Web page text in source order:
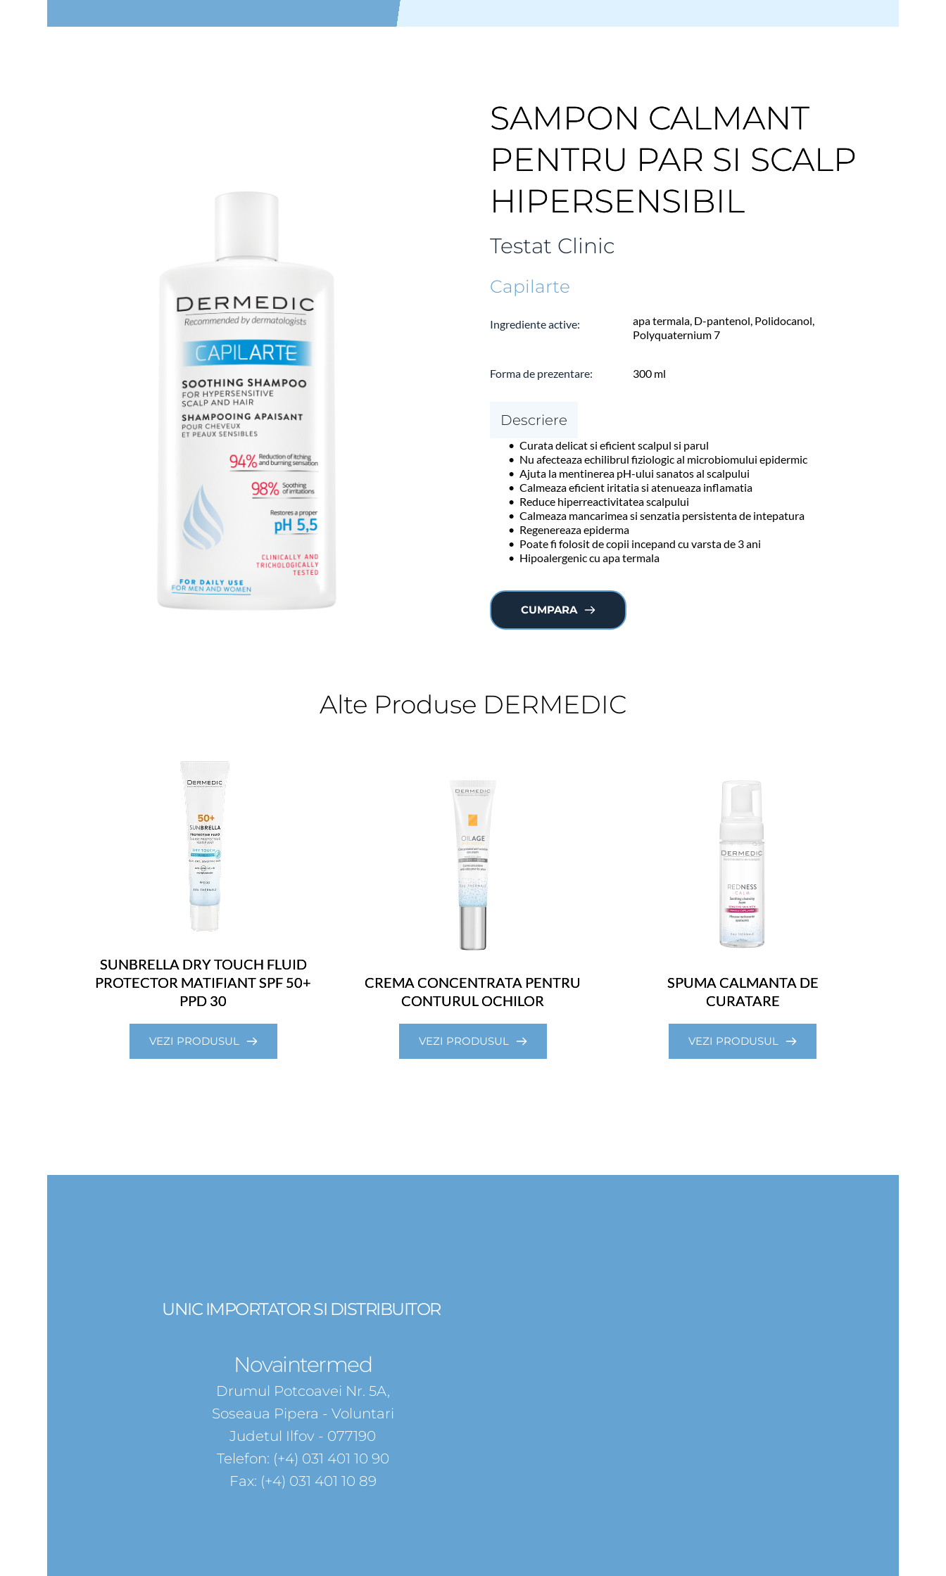
SAMPON CALMANT
PENTRU PAR SI SCALP
HIPERSENSIBIL
Testat Clinic
Capilarte
Ingrediente active:
apa termala, D-pantenol, Polidocanol,
Polyquaternium 7
Forma de prezentare: 300 ml
Descriere
Curata delicat si eficient scalpul si parul
Nu afecteaza echilibrul fiziologic al microbiomului epidermic
Ajuta la mentinerea pH-ului sanatos al scalpului
Calmeaza eficient iritatia si atenueaza inflamatia
Reduce hiperreactivitatea scalpului
Calmeaza mancarimea si senzatia persistenta de intepatura
Regenereaza epiderma
Poate fi folosit de copii incepand cu varsta de 3 ani
Hipoalergenic cu apa termala
CUMPARA
Alte Produse DERMEDIC
SUNBRELLA DRY TOUCH FLUID
PROTECTOR MATIFIANT SPF 50+
PPD 30
VEZI PRODUSUL
CREMA CONCENTRATA PENTRU
CONTURUL OCHILOR
VEZI PRODUSUL
SPUMA CALMANTA DE
CURATARE
VEZI PRODUSUL
UNIC IMPORTATOR SI DISTRIBUITOR
Novaintermed
Drumul Potcoavei Nr. 5A,
Soseaua Pipera - Voluntari
Judetul Ilfov - 077190
Telefon: (+4) 031 401 10 90
Fax: (+4) 031 401 10 89